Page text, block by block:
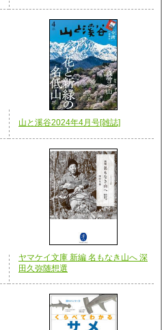
山と溪谷2024年4月号[雑誌]
ヤマケイ文庫 新編 名もなき山へ 深
田久弥随想選